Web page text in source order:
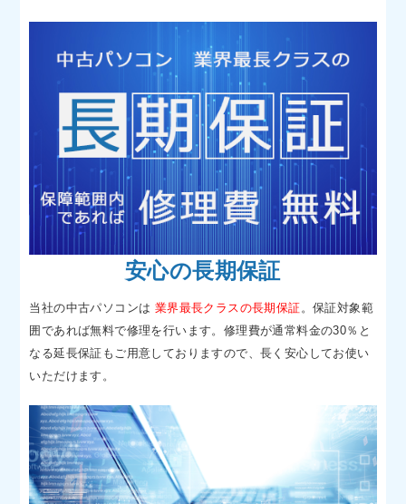
安心の長期保証
当社の中古パソコンは 業界最長クラスの長期保証 。保証対象範
囲であれば無料で修理を行います。修理費が通常料金の30％と
なる延長保証もご用意しておりますので、長く安心してお使い
いただけます。